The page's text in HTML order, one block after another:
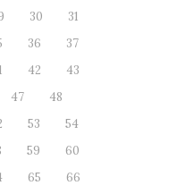
30
31
36
37
42
43
47
48
53
54
59
60
65
66